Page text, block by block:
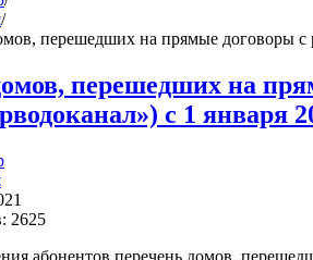
/
перешедших на прямые договоры
перешедших на
с 1 января
2625
абонентов перечень домов,